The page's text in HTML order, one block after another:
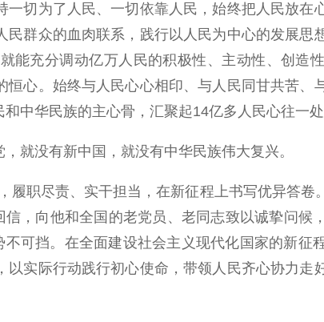
为了人民、一切依靠人民，始终把人民放在
群众的血肉联系，践行以人民为中心的发展思
能充分调动亿万人民的积极性、主动性、创造
心。始终与人民心心相印、与人民同甘共苦、
中华民族的主心骨，汇聚起14亿多人民心往一
没有新中国，就没有中华民族伟大复兴。
职尽责、实干担当，在新征程上书写优异答卷
，向他和全国的老党员、老同志致以诚挚问候
可挡。在全面建设社会主义现代化国家的新征
实际行动践行初心使命，带领人民齐心协力走